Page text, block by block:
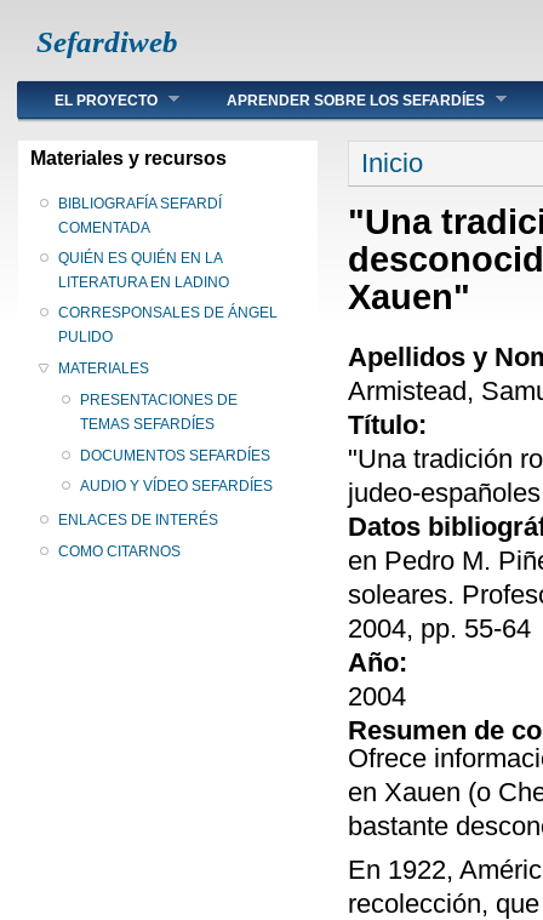
Sefardiweb
Main menu
EL PROYECTO APRENDER SOBRE LOS SEFARDÍES
Materiales y recursos
BIBLIOGRAFÍA SEFARDÍ
COMENTADA
QUIÉN ES QUIÉN EN LA
LITERATURA EN LADINO
CORRESPONSALES DE ÁNGEL
PULIDO
MATERIALES
PRESENTACIONES DE
TEMAS SEFARDÍES
DOCUMENTOS SEFARDÍES
AUDIO Y VÍDEO SEFARDÍES
ENLACES DE INTERÉS
COMO CITARNOS
Se encuentra
Inicio
"Una
Xauen"
Apellidos y
Armistead,
Título:
"Una tradición
judeo-
Datos
en Pedro M.
soleares.
2004, pp. 55-64
Año:
2004
Resumen de
Ofrece
en Xauen (o
bastante
En 1922,
recolección,